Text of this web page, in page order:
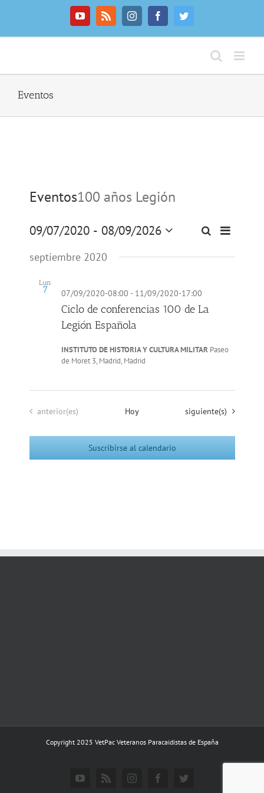
YouTubeRss InstagramFacebookTwitter
Eventos
Eventos100 años Legión
Navegación
de
Buscar
vistas
Lista
09/07/2020 - 08/09/2026
fecha.
septiembre 2020
Lun
7 07/09/2020-08:00 - 11/09/2020-17:00
Ciclo de conferencias 100 de La
Legión Española
INSTITUTO DE HISTORIA Y CULTURA MILITAR Paseo
de Moret 3, Madrid, Madrid
Eventos
anterior(es) Hoy Eventos
siguiente(s)
Suscribirse al calendario
Copyright 2025 VetPac Veteranos Paracaidistas de España
YouTubeRss InstagramFacebookTwitter